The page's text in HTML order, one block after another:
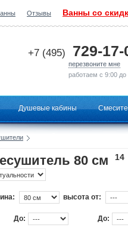
Отзывы Ванны со
+7 (495) 729-17-
перезвоните мне
работаем с 9:00 до
Душевые кабины
80 см 14
высота от:
До: До: